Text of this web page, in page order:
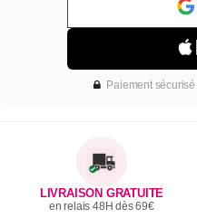
Paiement
LIVRAISON GRATUITE
en relais 48H dès 69€